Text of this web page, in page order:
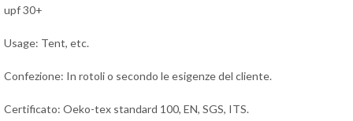
upf 30+
Usage: Tent, etc.
Confezione: In rotoli o secondo le esigenze del cliente.
Certificato: Oeko-tex standard 100, EN, SGS, ITS.